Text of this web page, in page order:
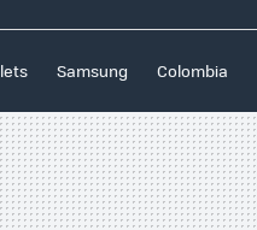
Samsung Colombia